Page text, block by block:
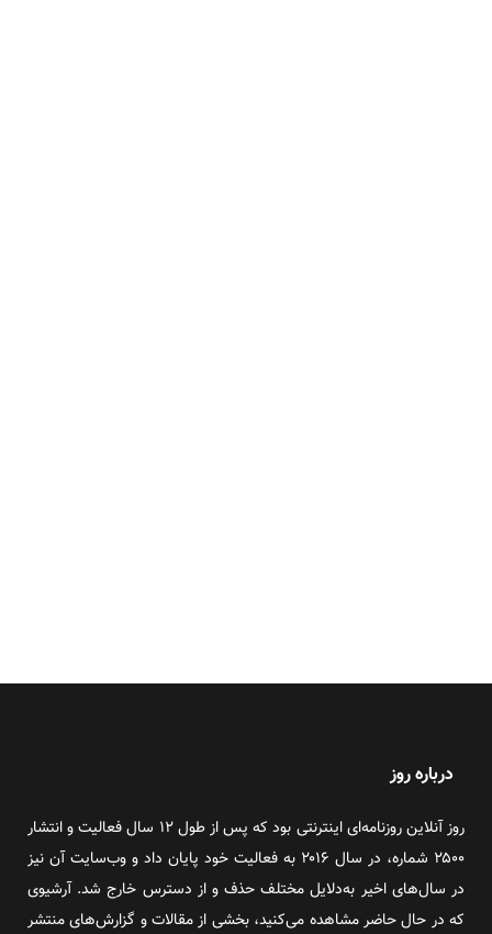
درباره روز
روز آنلاین روزنامه‌ای اینترنتی بود که پس از طول ۱۲ سال فعالیت و انتشار
۲۵۰۰ شماره، در سال ۲۰۱۶ به فعالیت خود پایان داد و وب‌سایت آن نیز
در سال‌های اخیر به‌دلایل مختلف حذف و از دسترس خارج شد. آرشیوی
که در حال حاضر مشاهده می‌کنید، بخشی از مقالات و گزارش‌های منتشر